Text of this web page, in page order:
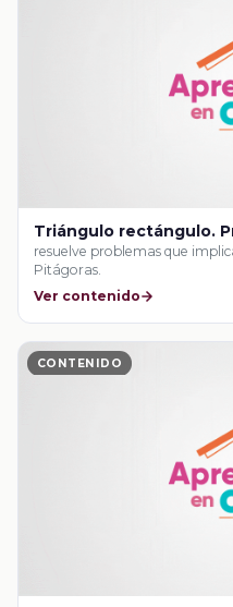
Triángulo rectángulo.
resuelve problemas que
Pitágoras.
Ver contenido
CONTENIDO